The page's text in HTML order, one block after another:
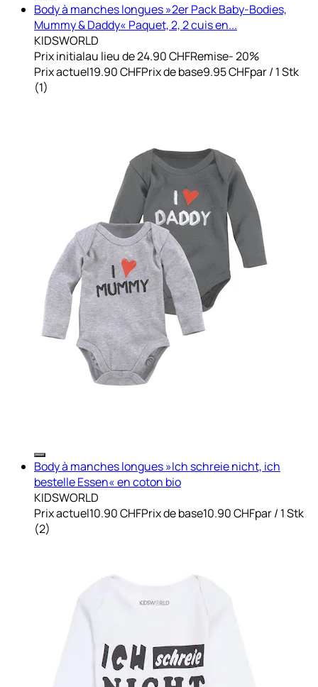
Body à manches longues »2er Pack Baby-Bodies,
Mummy & Daddy« Paquet, 2, 2 cuis en...
KIDSWORLD
Prix initialau lieu de 24.90 CHFRemise- 20%
Prix actuel19.90 CHFPrix de base9.95 CHFpar/ 1 Stk
(1)
Body à manches longues »Ich schreie nicht, ich
bestelle Essen« en coton bio
KIDSWORLD
Prix actuel10.90 CHFPrix de base10.90 CHFpar/ 1 Stk
(2)